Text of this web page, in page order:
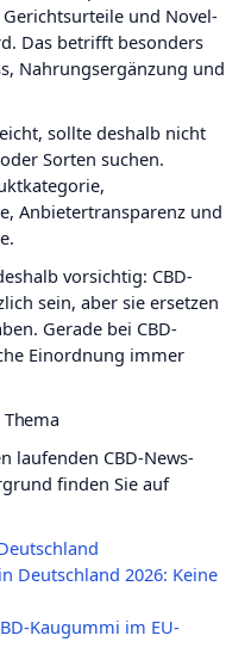
und Novel-
Das betrifft besonders
Nahrungsergänzung und
sollte deshalb nicht
Sorten suchen.
Anbietertransparenz und
vorsichtig: CBD-
sein, aber sie ersetzen
Gerade bei CBD-
Einordnung immer
Thema
laufenden CBD-News-
finden Sie auf
Deutschland 2026: Keine
Kaugummi im EU-